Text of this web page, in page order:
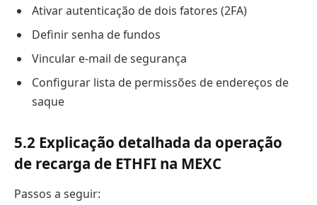
Ativar autenticação de dois fatores (2FA)
Definir senha de fundos
Vincular e-mail de segurança
Configurar lista de permissões de endereços de
saque
5.2 Explicação detalhada da operação
de recarga de ETHFI na MEXC
Passos a seguir: